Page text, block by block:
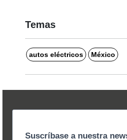
Temas
autos eléctricos México